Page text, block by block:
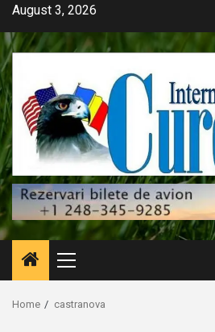
Skip
content
August 3, 2026
Primary
Menu
Home castranova